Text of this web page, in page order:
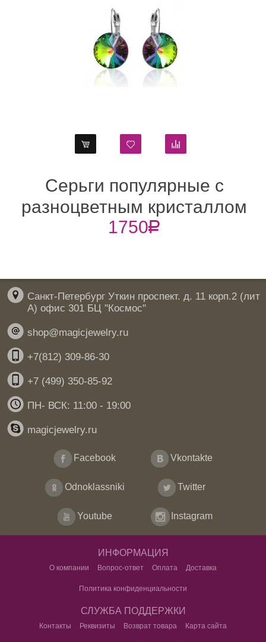
Серьги популярные с
разноцветным кристаллом
Swarovski
1750R
Санкт-Петербург Уткин проспект. д. 11 корп.2 (лит
А) офис 301 БЦ "Космос"
shop@magicjewelry.ru
+7(812) 309-86-30
+7 (499) 350-85-92
ПН- ВСК: 11:00 - 19:00
magicjewelry.ru
Facebook Vkontakte
Odnoklassniki Twitter
Youtube Instagram
ИНФОРМАЦИЯ
О компании Вопрос-ответ Оплата Доставка
Политика конфиденциальности
СЛУЖБА ПОДДЕРЖКИ
Контакты Реквизиты Возврат товара Карта сайта